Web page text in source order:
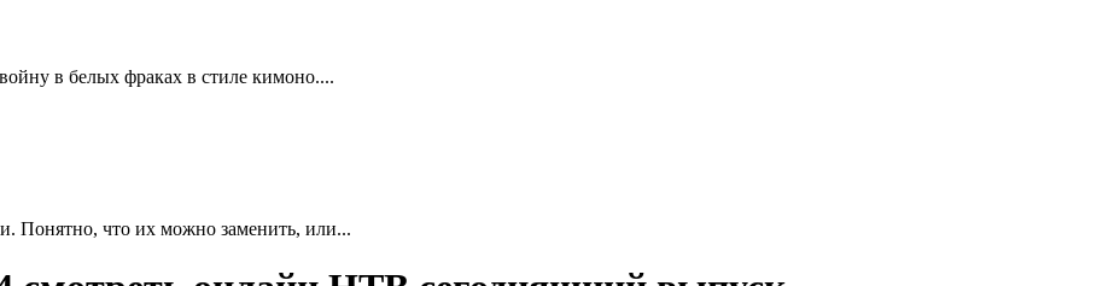
в белых фраках в стиле кимоно....
Понятно, что их можно заменить, или...